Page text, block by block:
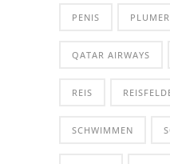
PENIS
QATAR AIRWAYS
REIS
SCHWIMMEN